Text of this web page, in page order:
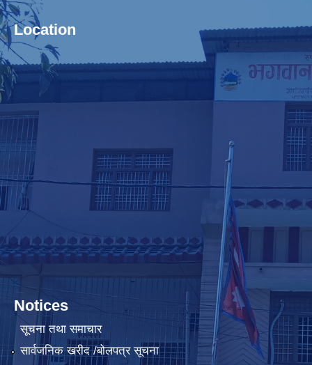
Location
Notices
सूचना तथा समाचार
सार्वजनिक खरीद /बोलपत्र सूचना